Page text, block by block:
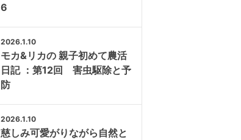
6
2026.1.10
モカ&リカの 親子初めて農活
日記 ：第12回 害虫駆除と予
防
2026.1.10
慈しみ可愛がりながら自然と